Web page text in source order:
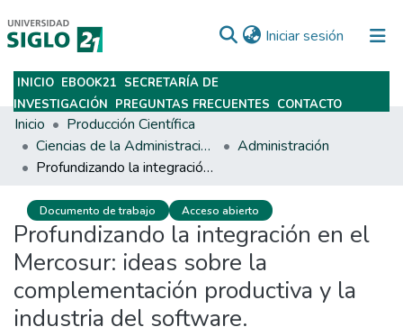
Iniciar sesión (current)
Subir
INICIO EBOOK21 SECRETARÍA DE
INVESTIGACIÓN PREGUNTAS FRECUENTES CONTACTO
Inicio
Producción Científica
Ciencias de la Administración y Management
Administración
Profundizando la integración en el Mercosur: ideas sobre la complementación productiva y la industria del software.
Documento de trabajo Acceso abierto
Profundizando la integración en el
Mercosur: ideas sobre la
complementación productiva y la
industria del software.